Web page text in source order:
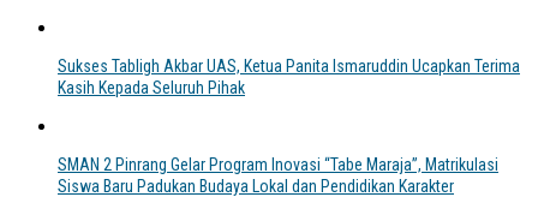
Sukses Tabligh Akbar UAS, Ketua Panita Ismaruddin Ucapkan Terima
Kasih Kepada Seluruh Pihak
SMAN 2 Pinrang Gelar Program Inovasi “Tabe Maraja”, Matrikulasi
Siswa Baru Padukan Budaya Lokal dan Pendidikan Karakter